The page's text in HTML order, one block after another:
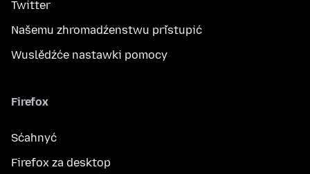
Twitter
Našemu zhromadźenstwu přistupić
Wuslědźće nastawki pomocy
Firefox
Sćahnyć
Firefox za desktop